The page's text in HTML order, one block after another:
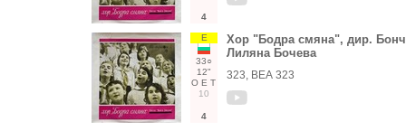
4
Е
33○
12"
О Е Т
10
4
Хор "Бодра смяна", дир.
Лиляна Бочева
323, ВЕА 323